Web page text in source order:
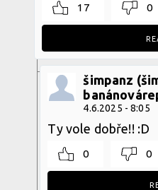
17 0
šimpanz
4.6.2025 - 8:05
Ty vole dobře!! :D
0 0